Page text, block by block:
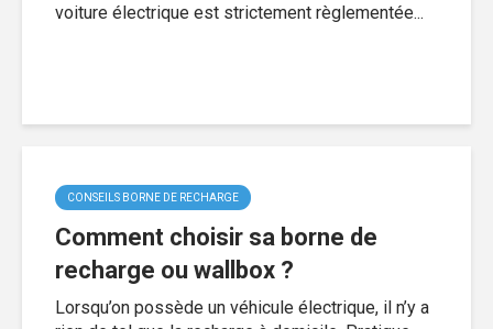
voiture électrique est strictement règlementée...
CONSEILS BORNE DE RECHARGE
Comment choisir sa borne de
recharge ou wallbox ?
Lorsqu’on possède un véhicule électrique, il n’y a